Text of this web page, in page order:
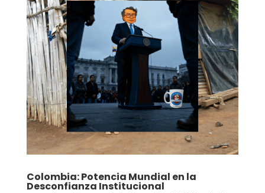
Colombia: Potencia Mundial en la
Desconfianza Institucional